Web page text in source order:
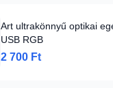
Art ultrakönnyű optikai
USB RGB
2 700 Ft